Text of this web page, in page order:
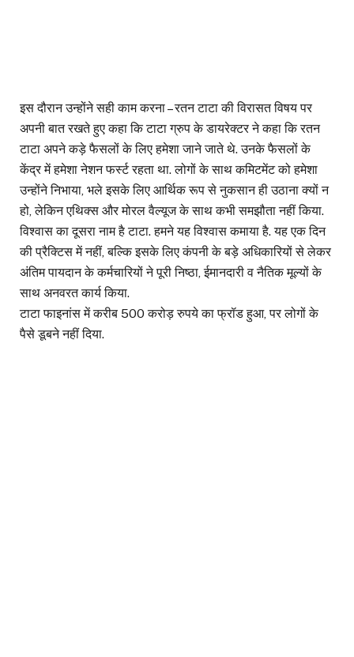
इस दौरान उन्होंने सही काम करना – रतन टाटा की विरासत विषय पर
अपनी बात रखते हुए कहा कि टाटा ग्रुप के डायरेक्टर ने कहा कि रतन
टाटा अपने कड़े फैसलों के लिए हमेशा जाने जाते थे. उनके फैसलों के
केंद्र में हमेशा नेशन फर्स्ट रहता था. लोगों के साथ कमिटमेंट को हमेशा
उन्होंने निभाया, भले इसके लिए आर्थिक रूप से नुकसान ही उठाना क्यों न
हो, लेकिन एथिक्स और मोरल वैल्यूज के साथ कभी समझौता नहीं किया.
विश्वास का दूसरा नाम है टाटा. हमने यह विश्वास कमाया है. यह एक दिन
की प्रैक्टिस में नहीं, बल्कि इसके लिए कंपनी के बड़े अधिकारियों से लेकर
अंतिम पायदान के कर्मचारियों ने पूरी निष्ठा, ईमानदारी व नैतिक मूल्यों के
साथ अनवरत कार्य किया.
टाटा फाइनांस में करीब 500 करोड़ रुपये का फ्रॉड हुआ, पर लोगों के
पैसे डूबने नहीं दिया.